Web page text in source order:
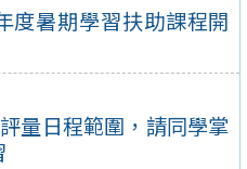
度暑期學習扶助課程開
量日程範圍，請同學掌